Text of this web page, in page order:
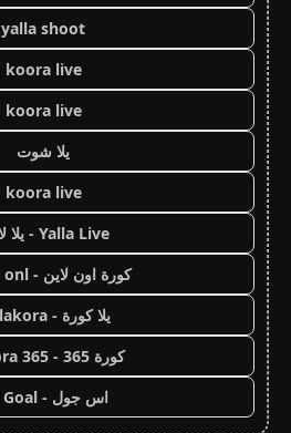
yalla shoot
koora live
koora live
يلا شوت
koora live
Yalla Live - يلا لايف
كورة اون لاين - koora onl
يلا كورة - yallakora
كورة 365 - kooora 365
اس جول - AS Goal